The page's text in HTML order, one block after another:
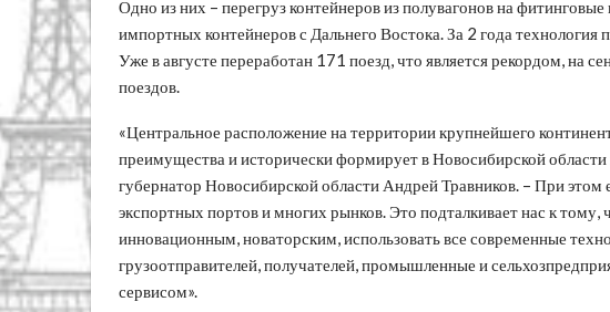
Одно из них – перегруз контейнеров из полувагонов на
импортных контейнеров с Дальнего Востока. За 2 года технология
Уже в августе переработан 171 поезд, что является рекордом, на
поездов.
«Центральное расположение на территории крупнейшего
преимущества и исторически формирует в Новосибирской
губернатор Новосибирской области Андрей Травников. – При этом
экспортных портов и многих рынков. Это подталкивает нас к
инновационным, новаторским, использовать все современные
грузоотправителей, получателей, промышленные и
сервисом».